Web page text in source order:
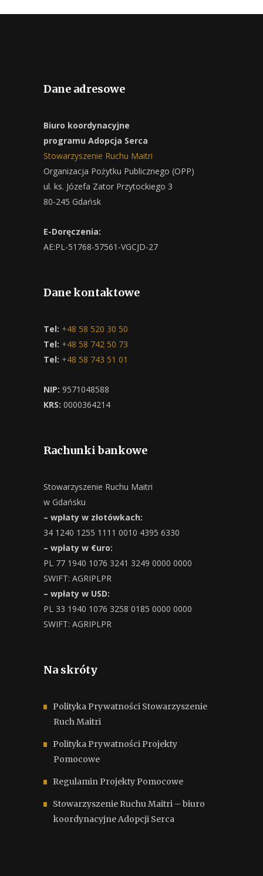
Dane adresowe
Biuro koordynacyjne
programu Adopcja Serca
Stowarzyszenie Ruchu Maitri
Organizacja Pożytku Publicznego (OPP)
ul. ks. Józefa Zator Przytockiego 3
80-245 Gdańsk
E-Doręczenia:
AE:PL-51768-57561-VGCJD-27
Dane kontaktowe
Tel: +48 58 520 30 50
Tel: +48 58 742 50 73
Tel: +48 58 743 51 01
NIP: 9571048588
KRS: 0000364214
Rachunki bankowe
Stowarzyszenie Ruchu Maitri
w Gdańsku
– wpłaty w złotówkach:
34 1240 1255 1111 0010 4395 6330
– wpłaty w €uro:
PL 77 1940 1076 3241 3249 0000 0000
SWIFT: AGRIPLPR
– wpłaty w USD:
PL 33 1940 1076 3258 0185 0000 0000
SWIFT: AGRIPLPR
Na skróty
Polityka Prywatności Stowarzyszenie
Ruch Maitri
Polityka Prywatności Projekty
Pomocowe
Regulamin Projekty Pomocowe
Stowarzyszenie Ruchu Maitri – biuro
koordynacyjne Adopcji Serca